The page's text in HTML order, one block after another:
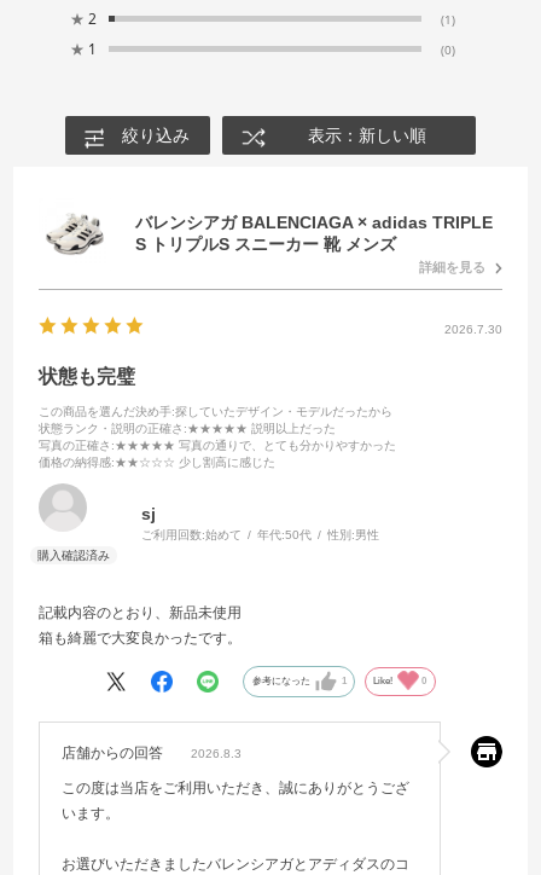
★ 2 (1)
★ 1 (0)
絞り込み 表示：新しい順
バレンシアガ BALENCIAGA × adidas TRIPLE
S トリプルS スニーカー 靴 メンズ
詳細を見る
2026.7.30
状態も完璧
この商品を選んだ決め手:探していたデザイン・モデルだったから
状態ランク・説明の正確さ :★★★★★ 説明以上だった
写真の正確さ :★★★★★ 写真の通りで、とても分かりやすかった
価格の納得感:★★☆☆☆ 少し割高に感じた
sj
ご利用回数:始めて 年代:50代 性別:男性
記載内容のとおり、新品未使用
箱も綺麗で大変良かったです。
参考になった 1 Like! 0
店舗からの回答 2026.8.3
この度は当店をご利用いただき、誠にありがとうござ
います。
お選びいただきましたバレンシアガとアディダスのコ